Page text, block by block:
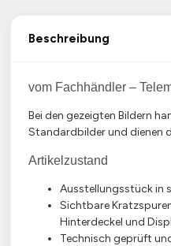
Beschreibung
vom Fachhändler –
Bei den gezeigten Bildern
Standardbilder und dienen
Artikelzustand
Ausstellungsstück in
Sichtbare
Hinterdeckel und
Technisch geprüft